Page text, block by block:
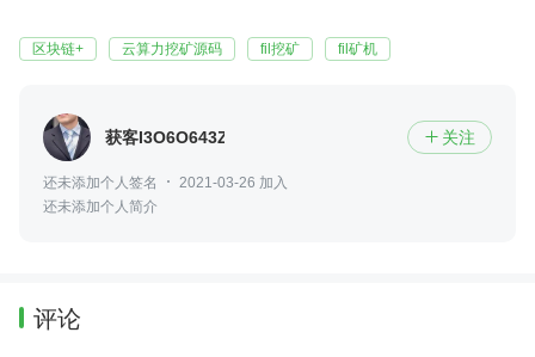
区块链+ 云算力挖矿源码 fil挖矿 fil矿机
获客I3O6O643Z97  关注
还未添加个人签名
2021-03-26 加入
还未添加个人简介
评论